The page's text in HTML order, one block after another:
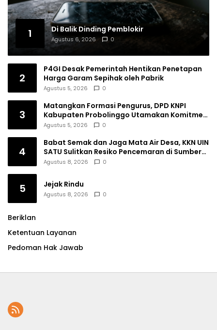
1 Di Balik Dinding Pemblokir
Agustus 6, 2026 0
2
P4GI Desak Pemerintah Hentikan Penetapan
Harga Garam Sepihak oleh Pabrik
Agustus 5, 2026 0
3
Matangkan Formasi Pengurus, DPD KNPI
Kabupaten Probolinggo Utamakan Komitmen
dan Kinerja
Agustus 5, 2026 0
4
Babat Semak dan Jaga Mata Air Desa, KKN UIN
SATU Sulitkan Resiko Pencemaran di Sumber
Ngumbul
Agustus 8, 2026 0
5 Jejak Rindu
Agustus 8, 2026 0
Beriklan
Ketentuan Layanan
Pedoman Hak Jawab